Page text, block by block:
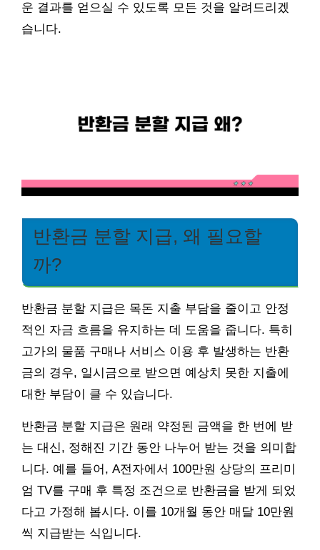
운 결과를 얻으실 수 있도록 모든 것을 알려드리겠
습니다.
반환금 분할 지급, 왜 필요할
까?
반환금 분할 지급은 목돈 지출 부담을 줄이고 안정
적인 자금 흐름을 유지하는 데 도움을 줍니다. 특히
고가의 물품 구매나 서비스 이용 후 발생하는 반환
금의 경우, 일시금으로 받으면 예상치 못한 지출에
대한 부담이 클 수 있습니다.
반환금 분할 지급은 원래 약정된 금액을 한 번에 받
는 대신, 정해진 기간 동안 나누어 받는 것을 의미합
니다. 예를 들어, A전자에서 100만원 상당의 프리미
엄 TV를 구매 후 특정 조건으로 반환금을 받게 되었
다고 가정해 봅시다. 이를 10개월 동안 매달 10만원
씩 지급받는 식입니다.